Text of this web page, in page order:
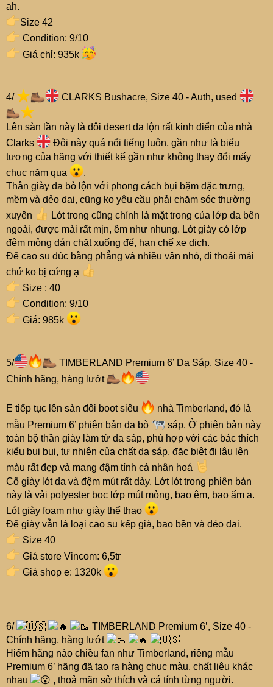
ah.
Size 42
Condition: 9/10
Giá chỉ: 935k
4/ CLARKS Bushacre, Size 40 - Auth, used
Lên sàn lần này là đôi desert da lộn rất kinh điển của nhà
Clarks
Đôi này quá nổi tiếng luôn, gần như là biểu
tượng của hãng với thiết kế gần như không thay đổi mấy
chục năm qua
.
Thân giày da bò lộn với phong cách bụi bặm đặc trưng,
mềm và dẻo dai, cũng ko yêu cầu phải chăm sóc thường
xuyên
Lót trong cũng chính là mặt trong của lớp da bên
ngoài, được mài rất mịn, êm như nhung. Lót giày có lớp
đệm mỏng dán chặt xuống đế, hạn chế xe dịch.
Đế cao su đúc bằng phẳng và nhiều vân nhỏ, đi thoải mái
chứ ko bị cứng ạ
Size : 40
Condition: 9/10
Giá: 985k
5/
TIMBERLAND Premium 6’ Da Sáp, Size 40 -
Chính hãng, hàng lướt
E tiếp tục lên sàn đôi boot siêu
nhà Timberland, đó là
mẫu Premium 6’ phiên bản da bò
sáp. Ở phiên bản này
toàn bộ thần giày làm từ da sáp, phù hợp với các bác thích
kiểu bụi bụi, tự nhiên của chất da sáp, đặc biệt đi lâu lên
màu rất đẹp và mang đậm tính cá nhân hoá
Cổ giày lót da và đệm mút rất dày. Lớt lót trong phiên bản
này là vải polyester bọc lớp mút mỏng, bao êm, bao ấm ạ.
Lót giày foam như giày thể thao
Đế giày vẫn là loại cao su kếp già, bao bền và dẻo dai.
Size 40
Giá store Vincom: 6,5tr
Giá shop e: 1320k
6/
TIMBERLAND Premium 6’, Size 40 -
Chính hãng, hàng lướt
Hiếm hãng nào chiều fan như Timberland, riêng mẫu
Premium 6’ hãng đã tạo ra hàng chục màu, chất liệu khác
nhau
, thoả mãn sở thích và cá tính từng người.